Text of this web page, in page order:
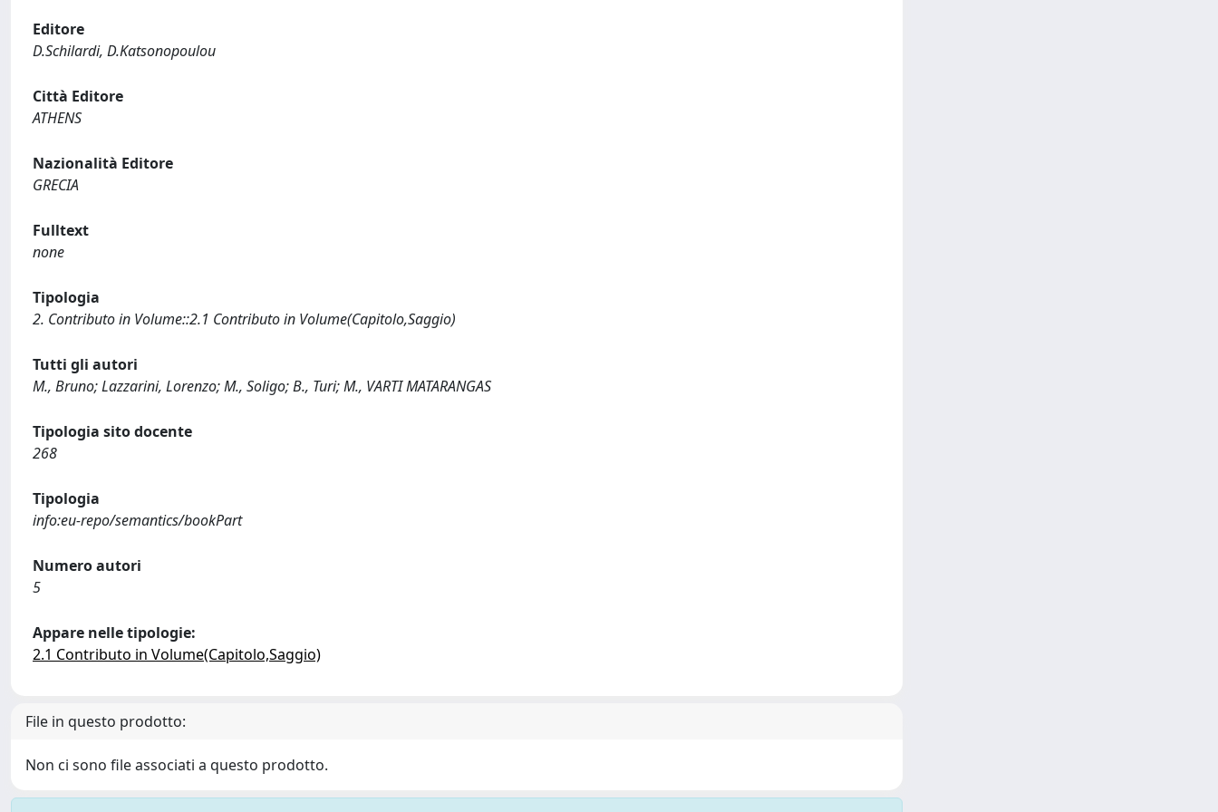
Editore
D.Schilardi, D.Katsonopoulou
Città Editore
ATHENS
Nazionalità Editore
GRECIA
Fulltext
none
Tipologia
2. Contributo in Volume::2.1 Contributo in Volume(Capitolo,Saggio)
Tutti gli autori
M., Bruno; Lazzarini, Lorenzo; M., Soligo; B., Turi; M., VARTI MATARANGAS
Tipologia sito docente
268
Tipologia
info:eu-repo/semantics/bookPart
Numero autori
5
Appare nelle tipologie:
2.1 Contributo in Volume(Capitolo,Saggio)
File in questo prodotto:
Non ci sono file associati a questo prodotto.